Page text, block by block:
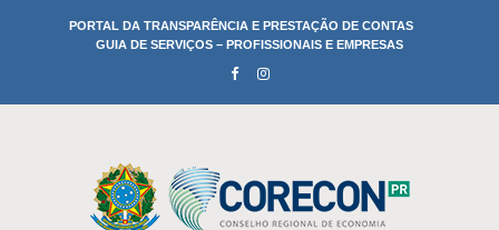
PORTAL DA TRANSPARÊNCIA E PRESTAÇÃO DE CONTAS
GUIA DE SERVIÇOS – PROFISSIONAIS E EMPRESAS